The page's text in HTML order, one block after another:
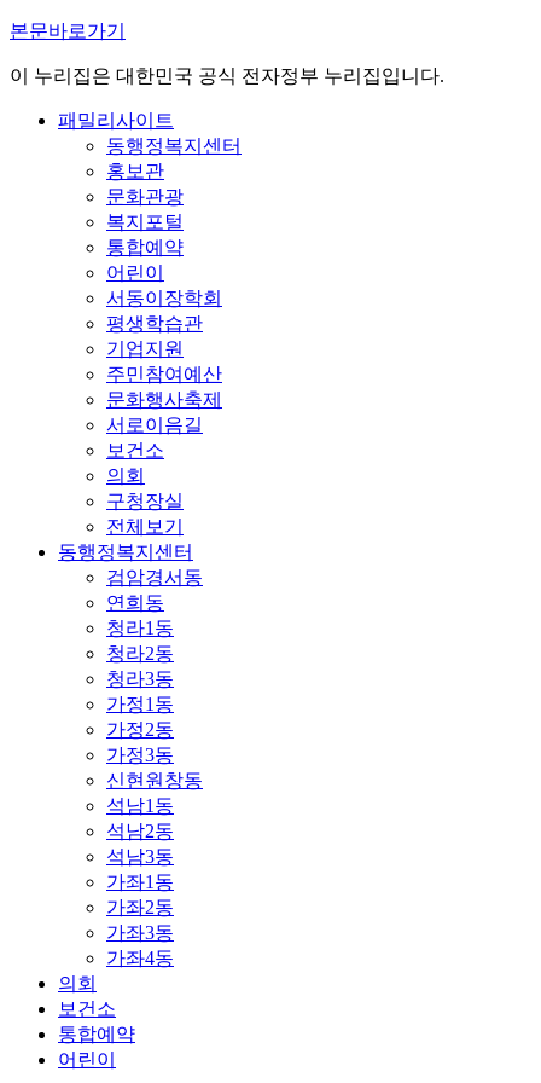
본문바로가기
이 누리집은 대한민국 공식 전자정부 누리집입니다.
패밀리사이트
동행정복지센터
홍보관
문화관광
복지포털
통합예약
어린이
서동이장학회
평생학습관
기업지원
주민참여예산
문화행사축제
서로이음길
보건소
의회
구청장실
전체보기
동행정복지센터
검암경서동
연희동
청라1동
청라2동
청라3동
가정1동
가정2동
가정3동
신현원창동
석남1동
석남2동
석남3동
가좌1동
가좌2동
가좌3동
가좌4동
의회
보건소
통합예약
어린이